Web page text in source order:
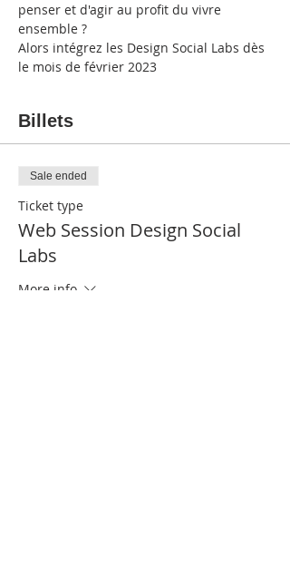
penser et d'agir au profit du vivre
ensemble ?
Alors intégrez les Design Social Labs dès
le mois de février 2023
Billets
Sale ended
Ticket type
Web Session Design Social
Labs
More info